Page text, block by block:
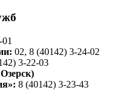
02, 8 (40142) 3-24-02
3-22-03
8 (40142) 3-23-43